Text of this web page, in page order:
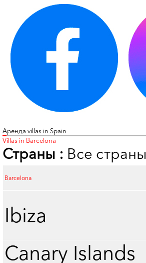
Аренда villas in Spain
Villas in Barcelona
Страны : Все страны
Barcelona
Ibiza
Canary Islands